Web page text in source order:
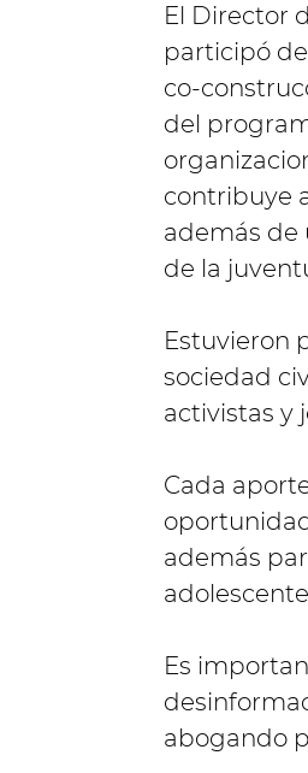
El Director
participó
co-
del
contribuye
además de
de la
Estuvieron
sociedad
activistas y
Cada
además
Es
abogando